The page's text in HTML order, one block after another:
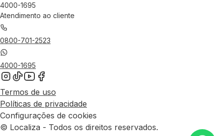
4000-1695
Atendimento ao cliente
0800-701-2523
4000-1695
Termos de uso
Políticas de privacidade
Configurações de cookies
© Localiza - Todos os direitos reservados.